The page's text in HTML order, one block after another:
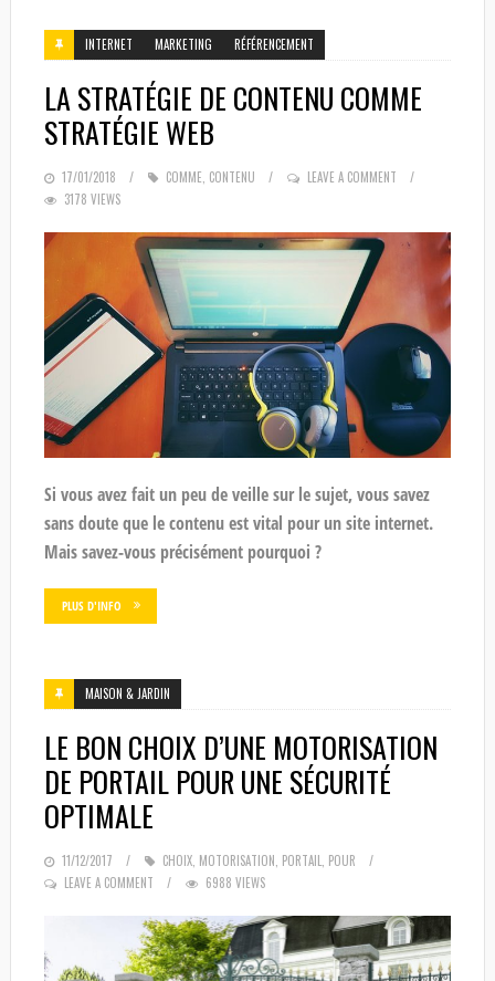
INTERNET MARKETING RÉFÉRENCEMENT
LA STRATÉGIE DE CONTENU COMME
STRATÉGIE WEB
POSTED
ON
17/01/2018 COMME CONTENU
LEAVE A COMMENT
3178 VIEWS
Si vous avez fait un peu de veille sur le sujet, vous savez
sans doute que le contenu est vital pour un site internet.
Mais savez-vous précisément pourquoi ?
PLUS D'INFO
MAISON & JARDIN
LE BON CHOIX D’UNE MOTORISATION
DE PORTAIL POUR UNE SÉCURITÉ
OPTIMALE
POSTED
ON
11/12/2017 CHOIX, MOTORISATION, PORTAIL, POUR
LEAVE A COMMENT
6988 VIEWS